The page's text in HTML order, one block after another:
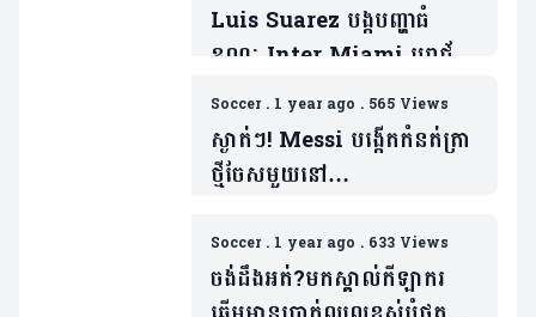
Luis Suarez បង្កបញ្ហាធំ
ខណៈ Inter Miami បរាជ័យ
ក្រោមថ្វីជើង Seattle
Sounders ព្រឹត្តការណ៍
Leagues Cup
ផ្តាច់ព្រ័ត្រ(មាន១វីដេអូ)
Soccer. 1 year ago . 565 Views
ស្ងាត់ៗ! Messi បង្កើតកំនត់ត្រា
ថ្មីចែសមួយនៅ
Soccer. 1 year ago . 633 Views
ចង់ដឹងអត់?មកស្គាល់កីឡាករ